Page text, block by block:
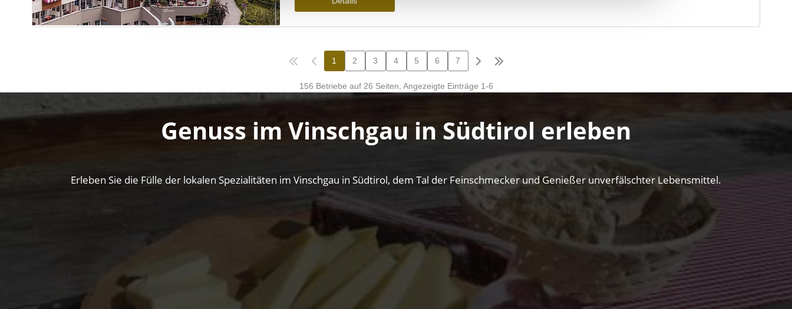
Genuss im Vinschgau in Südtirol erleben
Erleben Sie die Fülle der lokalen Spezialitäten im Vinschgau in Südtirol, dem Tal der Feinschmecker und Genießer unverfälschter Lebensmittel.